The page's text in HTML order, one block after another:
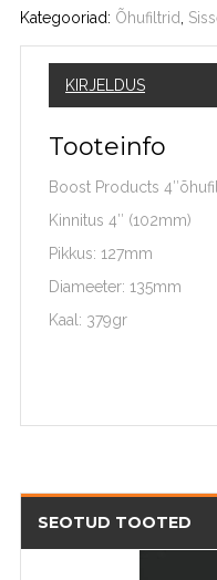
Kategooriad: Õhufiltrid
KIRJELDUS
Tooteinfo
Boost Products
Kinnitus 4″ (102mm)
Pikkus: 127mm
Diameeter: 135mm
Kaal: 379gr
SEOTUD TOOTED